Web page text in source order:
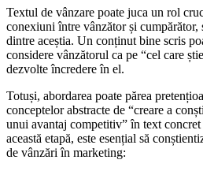
Textul de vânzare poate juca un rol
conexiuni între vânzător și cumpărător,
dintre aceștia. Un conținut bine scris
considere vânzătorul ca pe “cel care
dezvolte încredere în el.
Totuși, abordarea poate părea
conceptelor abstracte de “creare a
unui avantaj competitiv” în text
această etapă, este esențial să
de vânzări în marketing: